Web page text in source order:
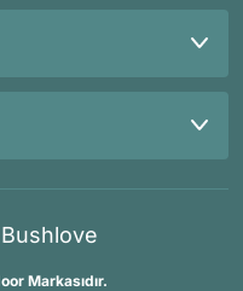
Markasıdır.